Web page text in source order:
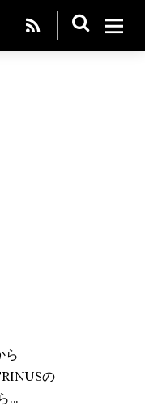
ら
の
...